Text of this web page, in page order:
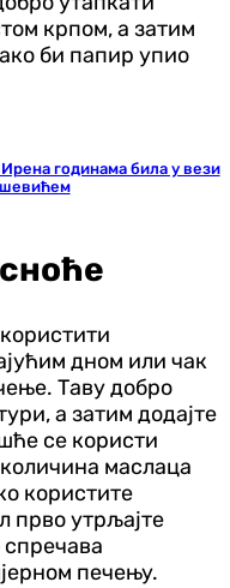
крпом, а затим
би папир упио
годинама била у вези
дном или чак
Таву добро
а затим додајте
се користи
маслаца
користите
прво утрљајте
спречава
печењу.